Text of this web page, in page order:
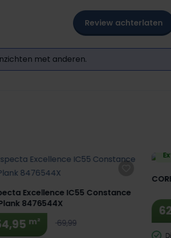
Review achterlaten
met anderen.
Excellence IC55 Constance
8476544X
m² 69,99